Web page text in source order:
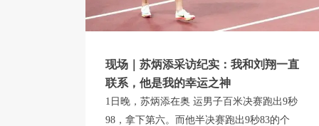
现场｜苏炳添采访纪实：我和刘翔一直
联系，他是我的幸运之神
1日晚，苏炳添在奥 运男子百米决赛跑出9秒
98，拿下第六。而他半决赛跑出9秒83的个